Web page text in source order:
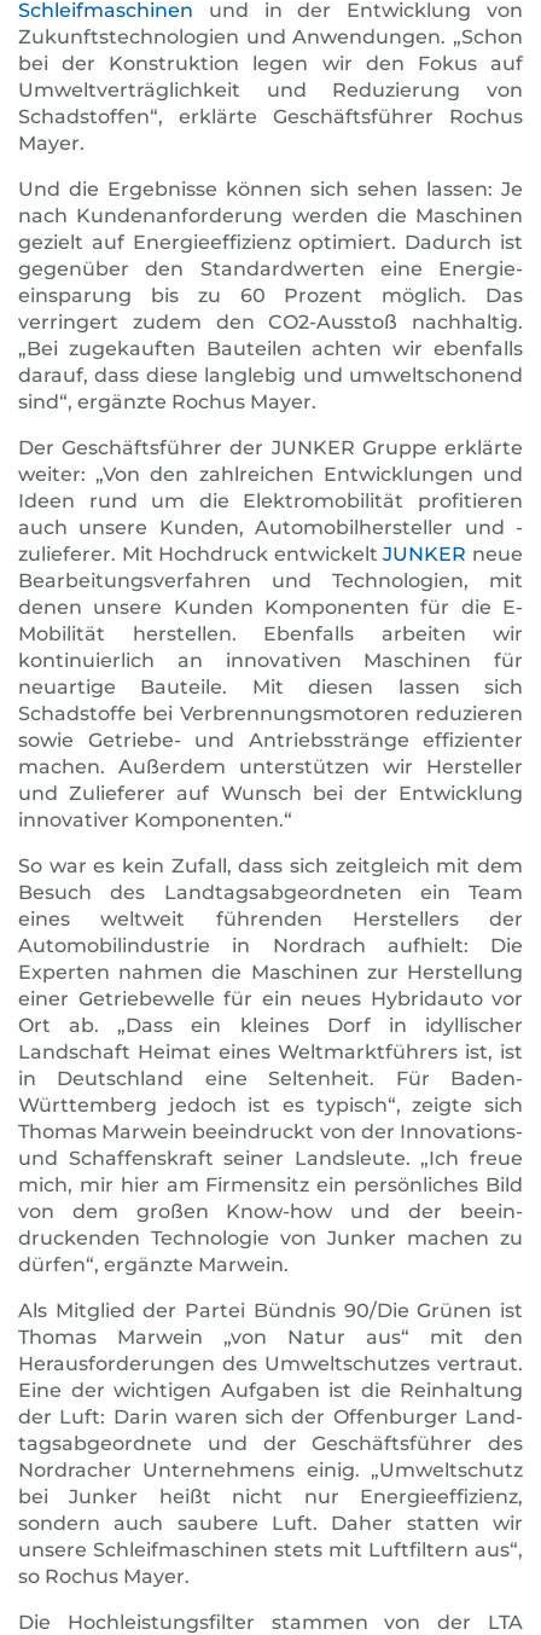
Schleifmaschinen und in der Entwicklung von
Zukunftstechno­logien und Anwendungen. „Schon
bei der Konstruktion legen wir den Fokus auf
Umweltverträglichkeit und Reduzierung von
Schadstoffen“, erklärte Geschäftsführer Rochus
Mayer.
Und die Ergebnisse können sich sehen lassen: Je
nach Kunden­anforderung werden die Maschinen
gezielt auf Energieeffizienz optimiert. Dadurch ist
gegenüber den Standardwerten eine Energie­
einsparung bis zu 60 Prozent möglich. Das
verringert zudem den CO2-Ausstoß nachhaltig.
„Bei zugekauften Bauteilen achten wir ebenfalls
darauf, dass diese langlebig und umweltschonend
sind“, ergänzte Rochus Mayer.
Der Geschäftsführer der JUNKER Gruppe erklärte
weiter: „Von den zahlreichen Entwicklungen und
Ideen rund um die Elektro­mobilität profitieren
auch unsere Kunden, Automobilhersteller und -
zulieferer. Mit Hochdruck entwickeltJUNKER neue
Bear­bei­tungs­verfahren und Technologien, mit
denen unsere Kunden Kompo­nenten für die E-
Mobilität herstellen. Ebenfalls arbeiten wir
kontinuierlich an innovativen Maschinen für
neuartige Bau­teile. Mit diesen lassen sich
Schadstoffe bei Verbrennungs­moto­ren reduzieren
sowie Getriebe- und Antriebsstränge effizienter
machen. Außerdem unterstützen wir Hersteller
und Zulieferer auf Wunsch bei der Entwicklung
innovativer Komponenten.“
So war es kein Zufall, dass sich zeitgleich mit dem
Besuch des Landtagsabgeordneten ein Team
eines weltweit führenden Her­stellers der
Automobilindustrie in Nordrach aufhielt: Die
Experten nahmen die Maschinen zur Herstellung
einer Getriebewelle für ein neues Hybridauto vor
Ort ab. „Dass ein kleines Dorf in idyllischer
Landschaft Heimat eines Weltmarktführers ist, ist
in Deutschland eine Seltenheit. Für Baden-
Württemberg jedoch ist es typisch“, zeigte sich
Thomas Marwein beeindruckt von der Innovations-
und Schaffenskraft seiner Landsleute. „Ich freue
mich, mir hier am Firmensitz ein persönliches Bild
von dem großen Know-how und der beein­
druckenden Technologie von Junker machen zu
dürfen“, ergänzte Marwein.
Als Mitglied der Partei Bündnis 90/Die Grünen ist
Thomas Marwein „von Natur aus“ mit den
Herausforderungen des Umweltschutzes vertraut.
Eine der wichtigen Aufgaben ist die Reinhaltung
der Luft: Darin waren sich der Offenburger Land­
tags­abgeordnete und der Geschäftsführer des
Nordracher Unter­neh­mens einig. „Umweltschutz
bei Junker heißt nicht nur Ener­gie­effizienz,
sondern auch saubere Luft. Daher statten wir
unsere Schleifmaschinen stets mit Luftfiltern aus“,
so Rochus Mayer.
Die Hochleistungsfilter stammen von der LTA